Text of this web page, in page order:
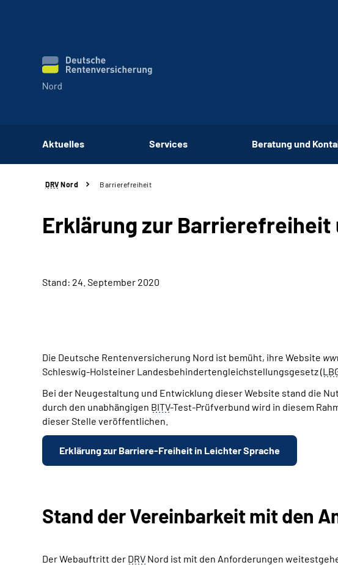
Aktuelles Services Beratung und
DRV Nord Barrierefreiheit
Erklärung zur Barrierefreiheit
Stand: 24. September 2020
Die Deutsche Rentenversicherung Nord ist bemüht, ihre Website
Schleswig-Holsteiner Landes­behinderten­gleichstellungs­gesetz (
Bei der Neugestaltung und Entwicklung dieserWebsite stand die
durch den unabhängigen BITV-Test-Prüfverbund wird in diesem
dieser Stelle veröffentlichen.
Erklärung zur Barriere-Freiheit in Leichter Sprache
Stand der Vereinbarkeit mit den
Der Webauftritt der DRV Nord ist mit den Anforderungen